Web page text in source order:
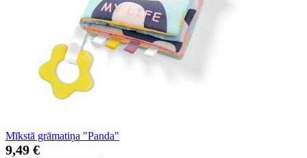
Mīkstā grāmatiņa "Panda"
9,49 €